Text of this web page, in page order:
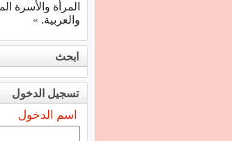
المرأة والأسرة
والعربية. »
ابحث
تسجيل الدخول
اسم الدخول